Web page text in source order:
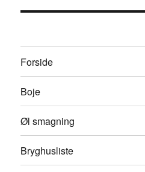
Forside
Boje
Øl smagning
Bryghusliste